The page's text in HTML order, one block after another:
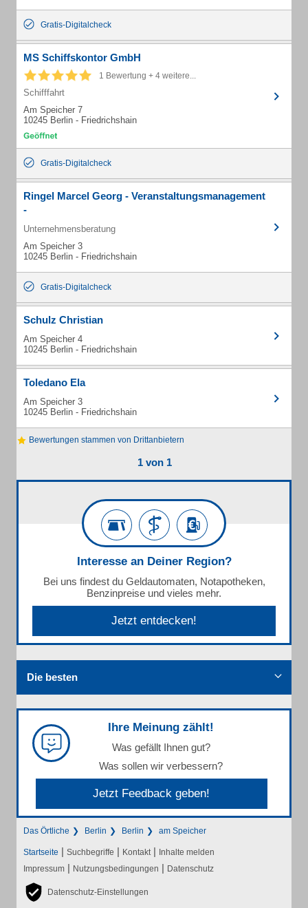
Gratis-Digitalcheck
MS Schiffskontor GmbH
1 Bewertung + 4 weitere...
Schifffahrt
Am Speicher 7
10245 Berlin - Friedrichshain
Gratis-Digitalcheck
Ringel Marcel Georg - Veranstaltungsmanagement
-
Unternehmensberatung
Am Speicher 3
10245 Berlin - Friedrichshain
Gratis-Digitalcheck
Schulz Christian
Am Speicher 4
10245 Berlin - Friedrichshain
Toledano Ela
Am Speicher 3
10245 Berlin - Friedrichshain
Bewertungen stammen von Drittanbietern
1 von 1
Interesse an Deiner Region?
Bei uns findest du Geldautomaten, Notapotheken,
Benzinpreise und vieles mehr.
Jetzt entdecken!
Die besten
Ihre Meinung zählt!
Was gefällt Ihnen gut?
Was sollen wir verbessern?
Jetzt Feedback geben!
Das Örtliche Berlin Berlin am Speicher
Startseite | Suchbegriffe | Kontakt | Inhalte melden
Impressum | Nutzungsbedingungen | Datenschutz
Datenschutz-Einstellungen